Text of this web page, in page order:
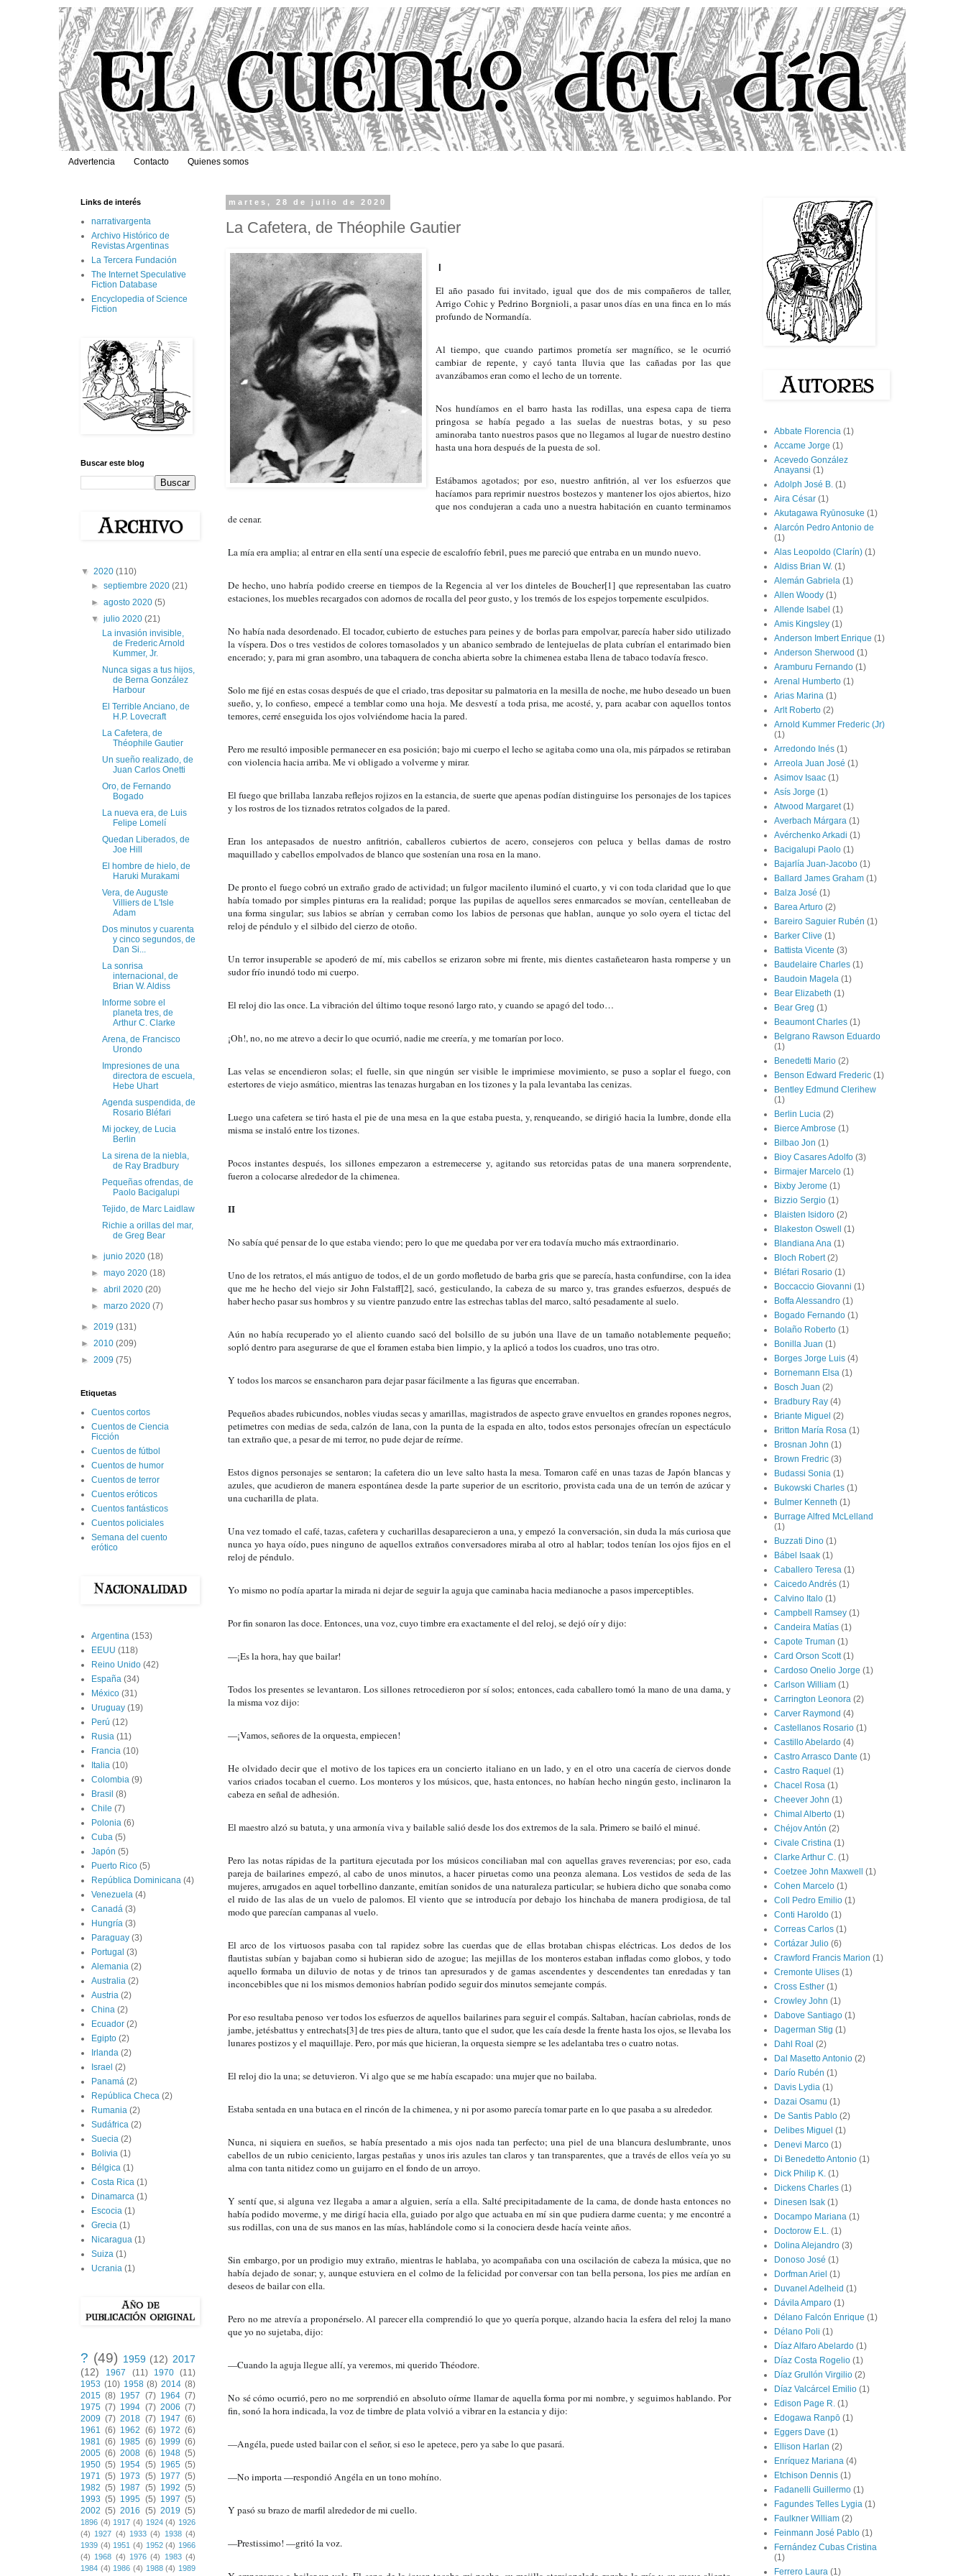
Advertencia Contacto Quienes somos
martes, 28 de julio de 2020
La Cafetera, de Théophile Gautier
El año pasado fui invitado, igual que dos de mis compañeros de taller,
Arrigo Cohic y Pedrino Borgnioli, a pasar unos días en una finca en lo más
profundo de Normandía.
Al tiempo, que cuando partimos prometía ser magnífico, se le ocurrió
cambiar de repente, y cayó tanta lluvia que las cañadas por las que
avanzábamos eran como el lecho de un torrente.
Nos hundíamos en el barro hasta las rodillas, una espesa capa de tierra
pringosa se había pegado a las suelas de nuestras botas, y su peso
aminoraba tanto nuestros pasos que no llegamos al lugar de nuestro destino
hasta una hora después de la puesta de sol.
Estábamos agotados; por eso, nuestro anfitrión, al ver los esfuerzos que
hacíamos para reprimir nuestros bostezos y mantener los ojos abiertos, hizo
que nos condujeran a cada uno a nuestra habitación en cuanto terminamos
de cenar.
La mía era amplia; al entrar en ella sentí una especie de escalofrío febril, pues me pareció que entraba en un mundo nuevo.
De hecho, uno habría podido creerse en tiempos de la Regencia al ver los dinteles de Boucher[1] que representaban las cuatro
estaciones, los muebles recargados con adornos de rocalla del peor gusto, y los tremós de los espejos torpemente esculpidos.
No había nada desordenado. El tocador, cubierto de estuches para peines y de borlas para empolvar, parecía haber sido utilizado
la víspera. Dos o tres vestidos de colores tornasolados y un abanico sembrado de lentejuelas de plata cubrían el entarimado bien
encerado; y, para mi gran asombro, una tabaquera de concha abierta sobre la chimenea estaba llena de tabaco todavía fresco.
Solo me fijé en estas cosas después de que el criado, tras depositar su palmatoria en la mesilla de noche, me hubo deseado un buen
sueño, y, lo confieso, empecé a temblar como una hoja. Me desvestí a toda prisa, me acosté, y, para acabar con aquellos tontos
temores, cerré enseguida los ojos volviéndome hacia la pared.
Pero me resultó imposible permanecer en esa posición; bajo mi cuerpo el lecho se agitaba como una ola, mis párpados se retiraban
con violencia hacia arriba. Me vi obligado a volverme y mirar.
El fuego que brillaba lanzaba reflejos rojizos en la estancia, de suerte que apenas podían distinguirse los personajes de los tapices
y los rostros de los tiznados retratos colgados de la pared.
Eran los antepasados de nuestro anfitrión, caballeros cubiertos de acero, consejeros con peluca y bellas damas de rostro
maquillado y cabellos empolvados de blanco que sostenían una rosa en la mano.
De pronto el fuego cobró un extraño grado de actividad; un fulgor macilento iluminó el cuarto, y vi con toda claridad que lo que
había tomado por simples pinturas era la realidad; porque las pupilas de aquellos seres enmarcados se movían, centelleaban de
una forma singular; sus labios se abrían y cerraban como los labios de personas que hablan, aunque yo solo oyera el tictac del
reloj de péndulo y el silbido del cierzo de otoño.
Un terror insuperable se apoderó de mí, mis cabellos se erizaron sobre mi frente, mis dientes castañetearon hasta romperse y un
sudor frío inundó todo mi cuerpo.
El reloj dio las once. La vibración del último toque resonó largo rato, y cuando se apagó del todo…
¡Oh!, no, no me atrevo a decir lo que ocurrió, nadie me creería, y me tomarían por loco.
Las velas se encendieron solas; el fuelle, sin que ningún ser visible le imprimiese movimiento, se puso a soplar el fuego, con
estertores de viejo asmático, mientras las tenazas hurgaban en los tizones y la pala levantaba las cenizas.
Luego una cafetera se tiró hasta el pie de una mesa en la que estaba puesta, y, renqueando, se dirigió hacia la lumbre, donde ella
misma se instaló entre los tizones.
Pocos instantes después, los sillones empezaron a estremecerse y, agitando sus retorcidas patas de una manera sorprendente,
fueron a colocarse alrededor de la chimenea.
II
No sabía qué pensar de lo que estaba viendo; pero lo que me quedaba por ver era todavía mucho más extraordinario.
Uno de los retratos, el más antiguo de todos, el de un gordo mofletudo de barba gris que se parecía, hasta confundirse, con la idea
que me he hecho del viejo sir John Falstaff[2], sacó, gesticulando, la cabeza de su marco y, tras grandes esfuerzos, después de
haber hecho pasar sus hombros y su vientre panzudo entre las estrechas tablas del marco, saltó pesadamente al suelo.
Aún no había recuperado yo el aliento cuando sacó del bolsillo de su jubón una llave de un tamaño notablemente pequeño;
sopló dentro para asegurarse de que el foramen estaba bien limpio, y la aplicó a todos los cuadros, uno tras otro.
Y todos los marcos se ensancharon para dejar pasar fácilmente a las figuras que encerraban.
Pequeños abades rubicundos, nobles viudas secas y amarillas, magistrados de aspecto grave envueltos en grandes ropones negros,
petimetres con medias de seda, calzón de lana, con la punta de la espada en alto, todos estos personajes ofrecían un espectáculo
tan extraño que, a pesar de mi terror, no pude dejar de reírme.
Estos dignos personajes se sentaron; la cafetera dio un leve salto hasta la mesa. Tomaron café en unas tazas de Japón blancas y
azules, que acudieron de manera espontánea desde la parte superior de un escritorio, provista cada una de un terrón de azúcar y
una cucharilla de plata.
Una vez tomado el café, tazas, cafetera y cucharillas desaparecieron a una, y empezó la conversación, sin duda la más curiosa que
nunca yo haya oído, pues ninguno de aquellos extraños conversadores miraba al otro al hablar; todos tenían los ojos fijos en el
reloj de péndulo.
Yo mismo no podía apartar la mirada ni dejar de seguir la aguja que caminaba hacia medianoche a pasos imperceptibles.
Por fin sonaron las doce. Entonces, una voz, cuyo timbre era exactamente el del reloj, se dejó oír y dijo:
—¡Es la hora, hay que bailar!
Todos los presentes se levantaron. Los sillones retrocedieron por sí solos; entonces, cada caballero tomó la mano de una dama, y
la misma voz dijo:
—¡Vamos, señores de la orquesta, empiecen!
He olvidado decir que el motivo de los tapices era un concierto italiano en un lado, y en el otro una cacería de ciervos donde
varios criados tocaban el cuerno. Los monteros y los músicos, que, hasta entonces, no habían hecho ningún gesto, inclinaron la
cabeza en señal de adhesión.
El maestro alzó su batuta, y una armonía viva y bailable salió desde los dos extremos de la sala. Primero se bailó el minué.
Pero las notas rápidas de la partitura ejecutada por los músicos conciliaban mal con aquellas graves reverencias; por eso, cada
pareja de bailarines empezó, al cabo de unos minutos, a hacer piruetas como una peonza alemana. Los vestidos de seda de las
mujeres, arrugados en aquel torbellino danzante, emitían sonidos de una naturaleza particular; se hubiera dicho que sonaba como
el ruido de las alas de un vuelo de palomos. El viento que se introducía por debajo los hinchaba de manera prodigiosa, de tal
modo que parecían campanas al vuelo.
El arco de los virtuosos pasaba con tal rapidez sobre las cuerdas que de ellas brotaban chispas eléctricas. Los dedos de los
flautistas subían y bajaban como si hubieran sido de azogue; las mejillas de los monteros estaban infladas como globos, y todo
aquello formaba un diluvio de notas y de trinos tan apresurados y de gamas ascendentes y descendentes tan enredadas y tan
inconcebibles que ni los mismos demonios habrían podido seguir dos minutos semejante compás.
Por eso resultaba penoso ver todos los esfuerzos de aquellos bailarines para seguir el compás. Saltaban, hacían cabriolas, ronds de
jambe, jetésbattus y entrechats[3] de tres pies de altura, tanto que el sudor, que les caía desde la frente hasta los ojos, se llevaba los
lunares postizos y el maquillaje. Pero, por más que hicieran, la orquesta siempre se les adelantaba tres o cuatro notas.
El reloj dio la una; se detuvieron. Vi algo que se me había escapado: una mujer que no bailaba.
Estaba sentada en una butaca en el rincón de la chimenea, y ni por asomo parecía tomar parte en lo que pasaba a su alrededor.
Nunca, ni siquiera en sueños, se había presentado a mis ojos nada tan perfecto; una piel de una blancura deslumbrante, unos
cabellos de un rubio ceniciento, largas pestañas y unos iris azules tan claros y tan transparentes, que a través de ellos veía yo su
alma con tanta nitidez como un guijarro en el fondo de un arroyo.
Y sentí que, si alguna vez llegaba a amar a alguien, sería a ella. Salté precipitadamente de la cama, de donde hasta entonces no
había podido moverme, y me dirigí hacia ella, guiado por algo que actuaba en mí sin que pudiera darme cuenta; y me encontré a
sus rodillas, con una de sus manos en las mías, hablándole como si la conociera desde hacía veinte años.
Sin embargo, por un prodigio muy extraño, mientras le hablaba, yo acompañaba con una oscilación de cabeza la música, que no
había dejado de sonar; y, aunque estuviera en el colmo de la felicidad por conversar con tan bella persona, los pies me ardían en
deseos de bailar con ella.
Pero no me atrevía a proponérselo. Al parecer ella comprendió lo que yo quería porque, alzando hacia la esfera del reloj la mano
que yo no sujetaba, dijo:
—Cuando la aguja llegue allí, ya veremos, mi querido Théodore.
No sé cómo ocurrió, pero no me sorprendió en absoluto oírme llamar de aquella forma por mi nombre, y seguimos hablando. Por
fin, sonó la hora indicada, la voz de timbre de plata volvió a vibrar en la estancia y dijo:
—Angéla, puede usted bailar con el señor, si eso le apetece, pero ya sabe lo que pasará.
—No importa —respondió Angéla en un tono mohíno.
Y pasó su brazo de marfil alrededor de mi cuello.
—Prestissimo! —gritó la voz.
Links de interés
narrativargenta
Archivo Histórico de
Revistas Argentinas
La Tercera Fundación
The Internet Speculative
Fiction Database
Encyclopedia of Science
Fiction
Buscar este blog
▼ 2020 (110)
►septiembre 2020(21)
►agosto 2020(5)
▼julio 2020(21)
La invasión invisible,
de Frederic Arnold
Kummer, Jr.
Nunca sigas a tus hijos,
de Berna González
Harbour
El Terrible Anciano, de
H.P. Lovecraft
La Cafetera, de
Théophile Gautier
Un sueño realizado, de
Juan Carlos Onetti
Oro, de Fernando
Bogado
La nueva era, de Luis
Felipe Lomelí
Quedan Liberados, de
Joe Hill
El hombre de hielo, de
Haruki Murakami
Vera, de Auguste
Villiers de L'Isle
Adam
Dos minutos y cuarenta
y cinco segundos, de
Dan Si...
La sonrisa
internacional, de
Brian W. Aldiss
Informe sobre el
planeta tres, de
Arthur C. Clarke
Arena, de Francisco
Urondo
Impresiones de una
directora de escuela,
Hebe Uhart
Agenda suspendida, de
Rosario Bléfari
Mi jockey, de Lucia
Berlin
La sirena de la niebla,
de Ray Bradbury
Pequeñas ofrendas, de
Paolo Bacigalupi
Tejido, de Marc Laidlaw
Richie a orillas del mar,
de Greg Bear
►junio 2020(18)
►mayo 2020(18)
►abril 2020(20)
►marzo 2020(7)
► 2019 (131)
► 2010 (209)
► 2009 (75)
Etiquetas
Cuentos cortos
Cuentos de Ciencia
Ficción
Cuentos de fútbol
Cuentos de humor
Cuentos de terror
Cuentos eróticos
Cuentos fantásticos
Cuentos policiales
Semana del cuento
erótico
Argentina (153)
EEUU (118)
Reino Unido (42)
España (34)
México (31)
Uruguay (19)
Perú (12)
Rusia (11)
Francia (10)
Italia (10)
Colombia (9)
Brasil (8)
Chile (7)
Polonia (6)
Cuba (5)
Japón (5)
Puerto Rico (5)
República Dominicana (4)
Venezuela (4)
Canadá (3)
Hungría (3)
Paraguay (3)
Portugal (3)
Alemania (2)
Australia (2)
Austria (2)
China (2)
Ecuador (2)
Egipto (2)
Irlanda (2)
Israel (2)
Panamá (2)
República Checa (2)
Rumania (2)
Sudáfrica (2)
Suecia (2)
Bolivia (1)
Bélgica (1)
Costa Rica (1)
Dinamarca (1)
Escocia (1)
Grecia (1)
Nicaragua (1)
Suiza (1)
Ucrania (1)
? (49) 1959 (12) 2017
(12)
1967 (11) 1970 (11)
1953 (10) 1958 (8) 2014 (8)
2015 (8) 1957 (7) 1964 (7)
1975 (7) 1994 (7) 2006 (7)
2009 (7) 2018 (7) 1947 (6)
1961 (6) 1962 (6) 1972 (6)
1981 (6) 1985 (6) 1999 (6)
2005 (6) 2008 (6) 1948 (5)
1950 (5) 1954 (5) 1965 (5)
1971 (5) 1973 (5) 1977 (5)
1982 (5) 1987 (5) 1992 (5)
1993 (5) 1995 (5) 1997 (5)
2002 (5) 2016 (5) 2019 (5)
1896 (4) 1917 (4) 1924 (4) 1926
(4) 1927 (4) 1933 (4) 1938 (4)
1939 (4) 1951 (4) 1952 (4) 1966
(4) 1968 (4) 1976 (4) 1983 (4)
1984 (4) 1986 (4) 1988 (4) 1989
Abbate Florencia (1)
Accame Jorge (1)
Acevedo González
Anayansi (1)
Adolph José B. (1)
Aira César (1)
Akutagawa Ryūnosuke (1)
Alarcón Pedro Antonio de
(1)
Alas Leopoldo (Clarín) (1)
Aldiss Brian W. (1)
Alemán Gabriela (1)
Allen Woody (1)
Allende Isabel (1)
Amis Kingsley (1)
Anderson Imbert Enrique (1)
Anderson Sherwood (1)
Aramburu Fernando (1)
Arenal Humberto (1)
Arias Marina (1)
Arlt Roberto (2)
Arnold Kummer Frederic (Jr)
(1)
Arredondo Inés (1)
Arreola Juan José (1)
Asimov Isaac (1)
Asís Jorge (1)
Atwood Margaret (1)
Averbach Márgara (1)
Avérchenko Arkadi (1)
Bacigalupi Paolo (1)
Bajarlía Juan-Jacobo (1)
Ballard James Graham (1)
Balza José (1)
Barea Arturo (2)
Bareiro Saguier Rubén (1)
Barker Clive (1)
Battista Vicente (3)
Baudelaire Charles (1)
Baudoin Magela (1)
Bear Elizabeth (1)
Bear Greg (1)
Beaumont Charles (1)
Belgrano Rawson Eduardo
(1)
Benedetti Mario (2)
Benson Edward Frederic (1)
Bentley Edmund Clerihew
(1)
Berlin Lucia (2)
Bierce Ambrose (1)
Bilbao Jon (1)
Bioy Casares Adolfo (3)
Birmajer Marcelo (1)
Bixby Jerome (1)
Bizzio Sergio (1)
Blaisten Isidoro (2)
Blakeston Oswell
(1)
Blandiana Ana (1)
Bloch Robert (2)
Bléfari Rosario (1)
Boccaccio Giovanni (1)
Boffa Alessandro (1)
Bogado Fernando (1)
Bolaño Roberto (1)
Bonilla Juan (1)
Borges Jorge Luis (4)
Bornemann Elsa (1)
Bosch Juan (2)
Bradbury Ray (4)
Briante Miguel (2)
Britton María Rosa (1)
Brosnan John (1)
Brown Fredric (3)
Budassi Sonia (1)
Bukowski Charles (1)
Bulmer Kenneth (1)
Burrage Alfred McLelland
(1)
Buzzati Dino (1)
Bábel Isaak (1)
Caballero Teresa (1)
Caicedo Andrés (1)
Calvino Italo (1)
Campbell Ramsey (1)
Candeira Matías (1)
Capote Truman (1)
Card Orson Scott (1)
Cardoso Onelio Jorge (1)
Carlson William (1)
Carrington Leonora (2)
Carver Raymond (4)
Castellanos Rosario (1)
Castillo Abelardo (4)
Castro Arrasco Dante (1)
Castro Raquel (1)
Chacel Rosa (1)
Cheever John (1)
Chimal Alberto (1)
Chéjov Antón (2)
Civale Cristina (1)
Clarke Arthur C. (1)
Coetzee John Maxwell
(1)
Cohen Marcelo (1)
Coll Pedro Emilio (1)
Conti Haroldo (1)
Correas Carlos (1)
Cortázar Julio (6)
Crawford Francis Marion (1)
Cremonte Ulises (1)
Cross Esther (1)
Crowley John (1)
Dabove Santiago (1)
Dagerman Stig (1)
Dahl Roal (2)
Dal Masetto Antonio (2)
Darío Rubén (1)
Davis Lydia (1)
Dazai Osamu (1)
De Santis Pablo (2)
Delibes Miguel (1)
Denevi Marco (1)
Di Benedetto Antonio (1)
Dick Philip K. (1)
Dickens Charles (1)
Dinesen Isak (1)
Docampo Mariana (1)
Doctorow E.L. (1)
Dolina Alejandro (3)
Donoso José (1)
Dorfman Ariel (1)
Duvanel Adelheid (1)
Dávila Amparo (1)
Délano Falcón Enrique (1)
Délano Poli (1)
Díaz Alfaro Abelardo (1)
Díaz Costa Rogelio (1)
Díaz Grullón Virgilio (2)
Díaz Valcárcel Emilio (1)
Edison Page R. (1)
Edogawa Ranpō (1)
Eggers Dave (1)
Ellison Harlan (2)
Enríquez Mariana (4)
Etchison Dennis (1)
Fadanelli Guillermo (1)
Fagundes Telles Lygia (1)
Faulkner William (2)
Feinmann José Pablo (1)
Fernández Cubas Cristina
(1)
Ferrero Laura (1)